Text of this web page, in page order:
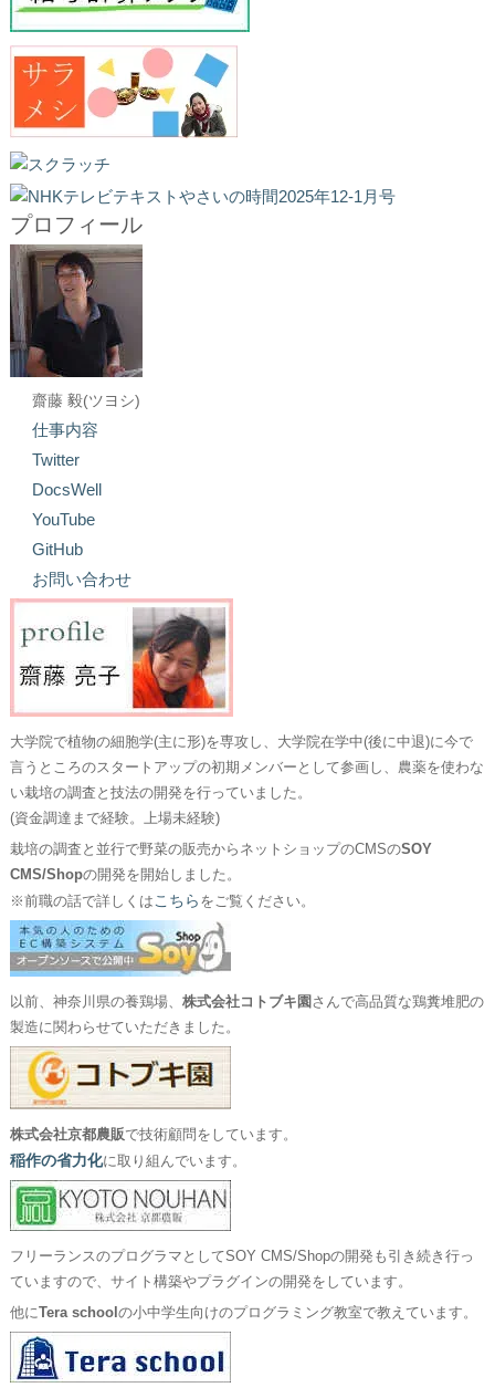
プロフィール
齋藤 毅(ツヨシ)
仕事内容
Twitter
DocsWell
YouTube
GitHub
お問い合わせ
大学院で植物の細胞学(主に形)を専攻し、大学院在学中(後に中退)に今で
言うところのスタートアップの初期メンバーとして参画し、農薬を使わな
い栽培の調査と技法の開発を行っていました。
(資金調達まで経験。上場未経験)
栽培の調査と並行で野菜の販売からネットショップのCMSのSOY
CMS/Shopの開発を開始しました。
※前職の話で詳しくはこちら をご覧ください。
以前、神奈川県の養鶏場、 株式会社コトブキ園 さんで高品質な鶏糞堆肥の
製造に関わらせていただきました。
株式会社京都農販で技術顧問をしています。
稲作の省力化に取り組んでいます。
フリーランスのプログラマとしてSOY CMS/Shopの開発も引き続き行っ
ていますので、サイト構築やプラグインの開発をしています。
他にTera school の小中学生向けのプログラミング教室で教えています。